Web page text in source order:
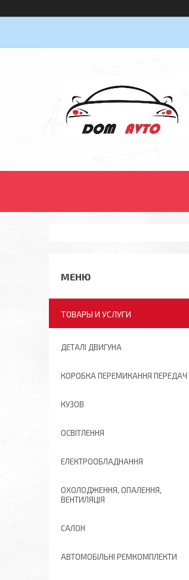
ТОВАРЫ И УСЛУГИ
ДЕТАЛІ ДВИГУНА
КОРОБКА ПЕРЕМИКАННЯ ПЕРЕДАЧ
КУЗОВ
ОСВІТЛЕННЯ
ЕЛЕКТРООБЛАДНАННЯ
ОХОЛОДЖЕННЯ, ОПАЛЕННЯ,
ВЕНТИЛЯЦІЯ
САЛОН
АВТОМОБІЛЬНІ РЕМКОМПЛЕКТИ